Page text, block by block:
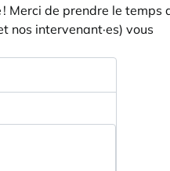
Merci de prendre le temps
nos intervenant·es) vous